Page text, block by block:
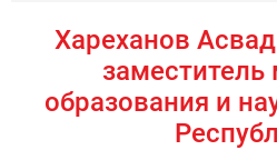
Хареханов
заместитель
образования и